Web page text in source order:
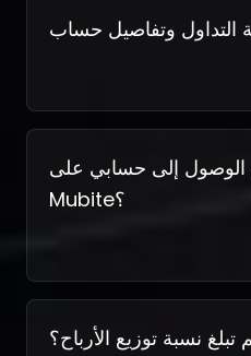
الوصول إلى حسابي على
Mubite؟
تبلغ نسبة توزيع الأرباح؟